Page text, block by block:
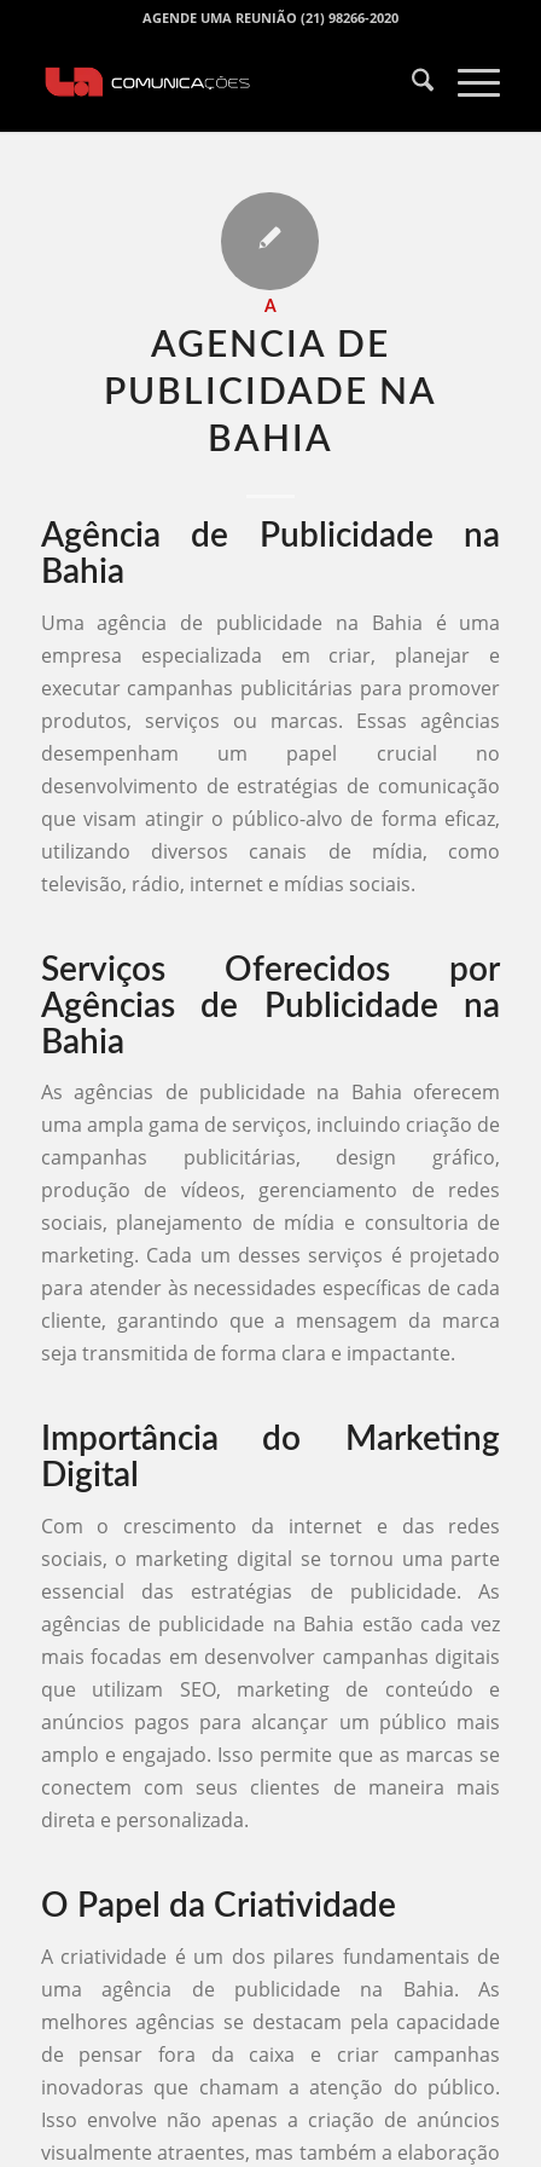
AGENDE UMA REUNIÃO (21) 98266-2020
A
AGENCIA DE
PUBLICIDADE NA
BAHIA​
Agência de Publicidade na
Bahia
Uma agência de publicidade na Bahia é uma
empresa especializada em criar, planejar e
executar campanhas publicitárias para promover
produtos, serviços ou marcas. Essas agências
desempenham um papel crucial no
desenvolvimento de estratégias de comunicação
que visam atingir o público-alvo de forma eficaz,
utilizando diversos canais de mídia, como
televisão, rádio, internet e mídias sociais.
Serviços Oferecidos por
Agências de Publicidade na
Bahia
As agências de publicidade na Bahia oferecem
uma ampla gama de serviços, incluindo criação de
campanhas publicitárias, design gráfico,
produção de vídeos, gerenciamento de redes
sociais, planejamento de mídia e consultoria de
marketing. Cada um desses serviços é projetado
para atender às necessidades específicas de cada
cliente, garantindo que a mensagem da marca
seja transmitida de forma clara e impactante.
Importância do Marketing
Digital
Com o crescimento da internet e das redes
sociais, o marketing digital se tornou uma parte
essencial das estratégias de publicidade. As
agências de publicidade na Bahia estão cada vez
mais focadas em desenvolver campanhas digitais
que utilizam SEO, marketing de conteúdo e
anúncios pagos para alcançar um público mais
amplo e engajado. Isso permite que as marcas se
conectem com seus clientes de maneira mais
direta e personalizada.
O Papel da Criatividade
A criatividade é um dos pilares fundamentais de
uma agência de publicidade na Bahia. As
melhores agências se destacam pela capacidade
de pensar fora da caixa e criar campanhas
inovadoras que chamam a atenção do público.
Isso envolve não apenas a criação de anúncios
visualmente atraentes, mas também a elaboração